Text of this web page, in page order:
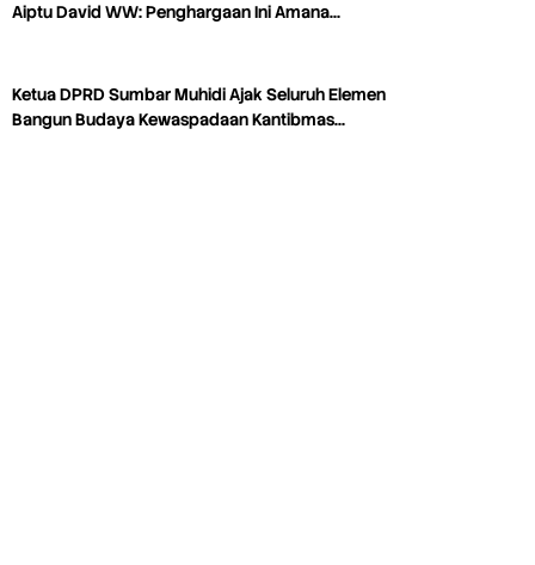
Aiptu David WW: Penghargaan Ini Amana…
Ketua DPRD Sumbar Muhidi Ajak Seluruh Elemen
Bangun Budaya Kewaspadaan Kantibmas…